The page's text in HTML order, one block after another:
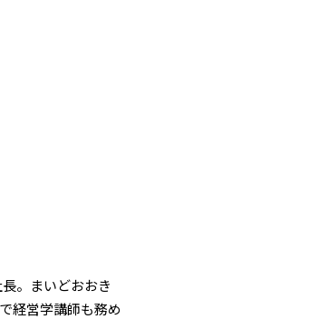
。まいどおおき
経営学講師も務め